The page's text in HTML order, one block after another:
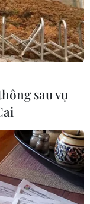
(Vietnam+)
sau vụ